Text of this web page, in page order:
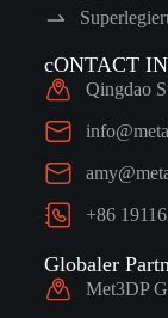
cONTACT
Qingdao
+86
Globaler
Met3DP